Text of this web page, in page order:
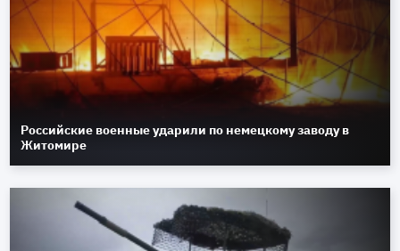
Российские военные ударили по немецкому заводу в
Житомире